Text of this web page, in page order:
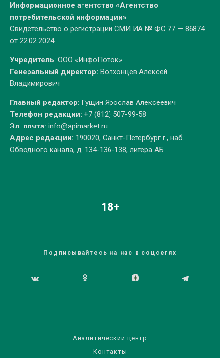
Информационное агентство «Агентство
потребительской информации»
Свидетельство о регистрации СМИ ИА № ФС 77 — 86874
от 22.02.2024
Учредитель: ООО «ИнфоПоток»
Генеральный директор: Волхонцев Алексей
Владимирович
Главный редактор: Гущин Ярослав Алексеевич
Телефон редакции: +7 (812) 507-99-58
Эл. почта: info@apimarket.ru
Адрес редакции: 190020, Санкт-Петербург г., наб.
Обводного канала, д. 134-136-138, литера АБ
18+
Подписывайтесь на нас в соцсетях
Аналитический центр
Контакты